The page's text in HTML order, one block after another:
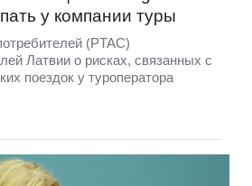
у компании туры
(PTAC)
Латвии о рисках, связанных с
поездок у туроператора